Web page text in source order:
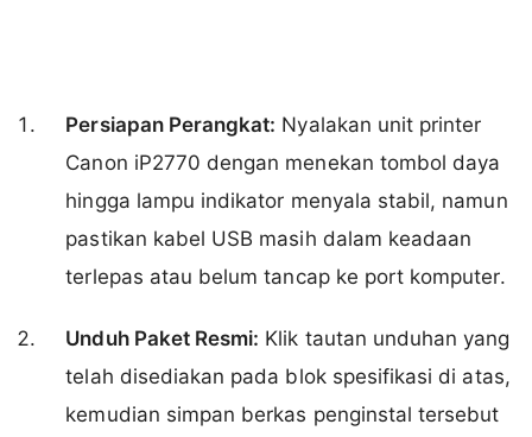
Persiapan Perangkat: Nyalakan unit printer
Canon iP2770 dengan menekan tombol daya
hingga lampu indikator menyala stabil, namun
pastikan kabel USB masih dalam keadaan
terlepas atau belum tancap ke port komputer.
Unduh Paket Resmi: Klik tautan unduhan yang
telah disediakan pada blok spesifikasi di atas,
kemudian simpan berkas penginstal tersebut